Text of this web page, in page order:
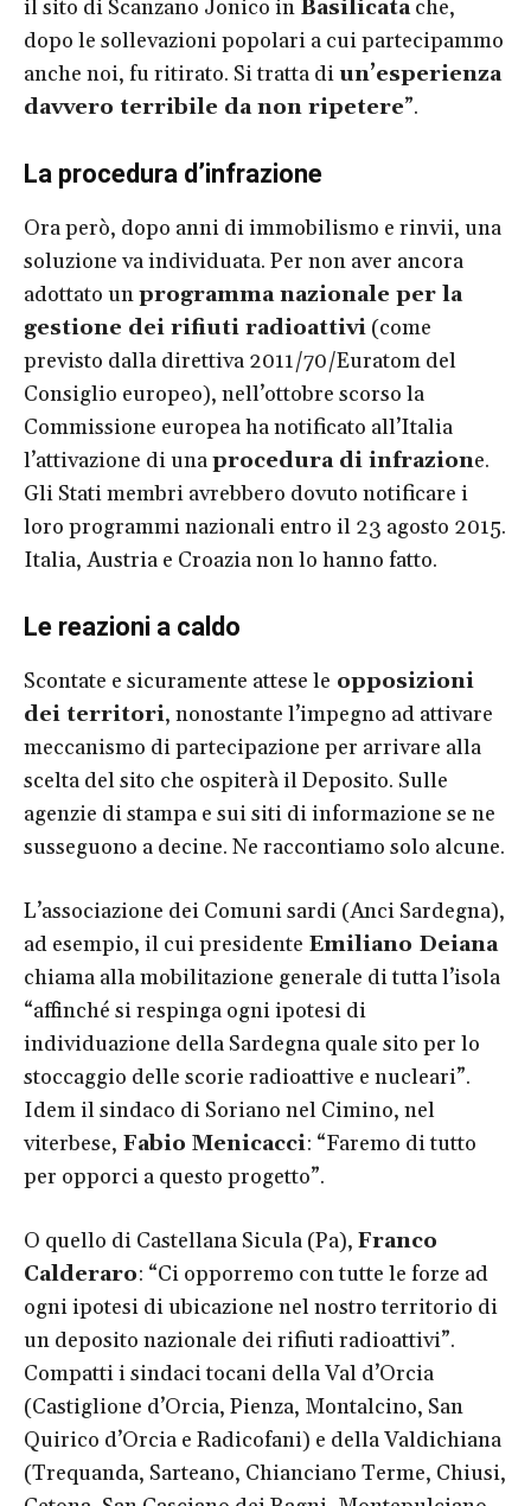
il sito di Scanzano Jonico in Basilicatache,
dopo le sollevazioni popolari a cui partecipammo
anche noi, fu ritirato. Si tratta diun’esperienza
davvero terribile da non ripetere”.
La procedura d’infrazione
Ora però, dopo anni di immobilismo e rinvii, una
soluzione va individuata. Per non aver ancora
adottato unprogramma nazionale per la
gestione dei rifiuti radioattivi (come
previsto dalla direttiva 2011/70/Euratom del
Consiglio europeo), nell’ottobre scorso la
Commissione europea ha notificato all’Italia
l’attivazione di unaprocedura di infrazione.
Gli Stati membri avrebbero dovuto notificare i
loro programmi nazionali entro il 23 agosto 2015.
Italia, Austria e Croazia non lo hanno fatto.
Le reazioni a caldo
Scontate e sicuramente attese le opposizioni
dei territori, nonostante l’impegno ad attivare
meccanismo di partecipazione per arrivare alla
scelta del sito che ospiterà il Deposito. Sulle
agenzie di stampa e sui siti di informazione se ne
susseguono a decine. Ne raccontiamo solo alcune.
L’associazione dei Comuni sardi (Anci Sardegna),
ad esempio, il cui presidente Emiliano Deiana
chiama alla mobilitazione generale di tutta l’isola
“affinché si respinga ogni ipotesi di
individuazione della Sardegna quale sito per lo
stoccaggio delle scorie radioattive e nucleari”.
Idem il sindaco di Soriano nel Cimino, nel
viterbese, Fabio Menicacci: “Faremo di tutto
per opporci a questo progetto”.
O quello di Castellana Sicula (Pa), Franco
Calderaro: “Ci opporremo con tutte le forze ad
ogni ipotesi di ubicazione nel nostro territorio di
un deposito nazionale dei rifiuti radioattivi”.
Compatti i sindaci tocani della Val d’Orcia
(Castiglione d’Orcia, Pienza, Montalcino, San
Quirico d’Orcia e Radicofani) e della Valdichiana
(Trequanda, Sarteano, Chianciano Terme, Chiusi,